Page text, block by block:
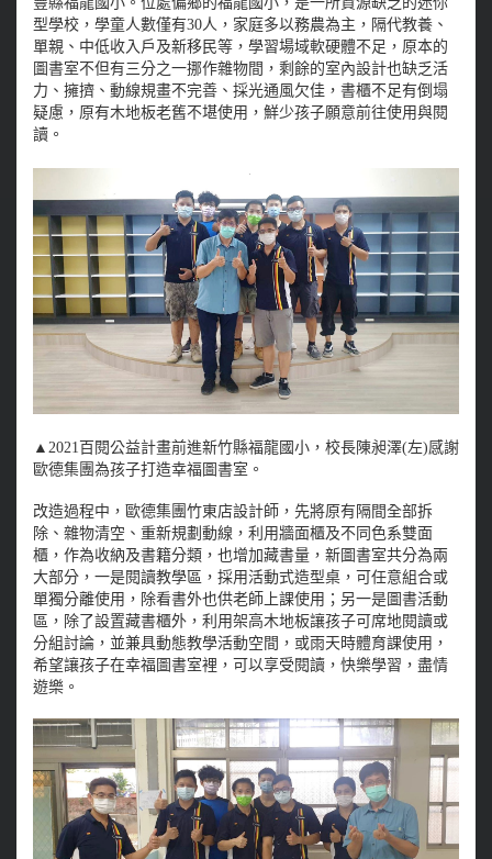
型學校，學童人數僅有30人，家庭多以務農為主，隔代教養、
單親、中低收入戶及新移民等，學習場域軟硬體不足，原本的
圖書室不但有三分之一挪作雜物間，剩餘的室內設計也缺乏活
力、擁擠、動線規畫不完善、採光通風欠佳，書櫃不足有倒塌
疑慮，原有木地板老舊不堪使用，鮮少孩子願意前往使用與閱
讀。
▲ 2021百閱公益計畫前進新竹縣福龍國小，校長陳昶澤(左)感謝
歐德集團為孩子打造幸福圖書室。
改造過程中，歐德集團竹東店設計師，先將原有隔間全部拆
除、雜物清空、重新規劃動線，利用牆面櫃及不同色系雙面
櫃，作為收納及書籍分類，也增加藏書量，新圖書室共分為兩
大部分，一是閱讀教學區，採用活動式造型桌，可任意組合或
單獨分離使用，除看書外也供老師上課使用；另一是圖書活動
區，除了設置藏書櫃外，利用架高木地板讓孩子可席地閱讀或
分組討論，並兼具動態教學活動空間，或雨天時體育課使用，
希望讓孩子在幸福圖書室裡，可以享受閱讀，快樂學習，盡情
遊樂。